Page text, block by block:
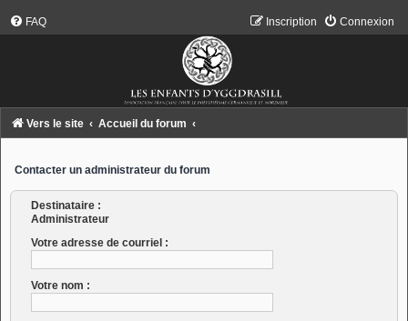
FAQ Connexion
Inscription
Vers le site Accueil du forum
Contacter un administrateur du forum
Destinataire :
Administrateur
Votre adresse de courriel :
Votre nom :